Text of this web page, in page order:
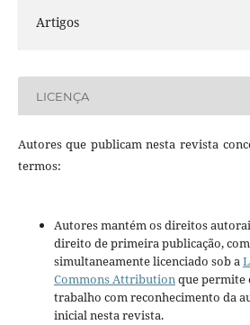
Artigos
LICENÇA
Autores que publicam nesta revista
termos:
Autores mantém os direitos
direito de primeira publicação,
simultaneamente licenciado sob a
Commons Attributionque permite
trabalho com reconhecimento da
inicial nesta revista.